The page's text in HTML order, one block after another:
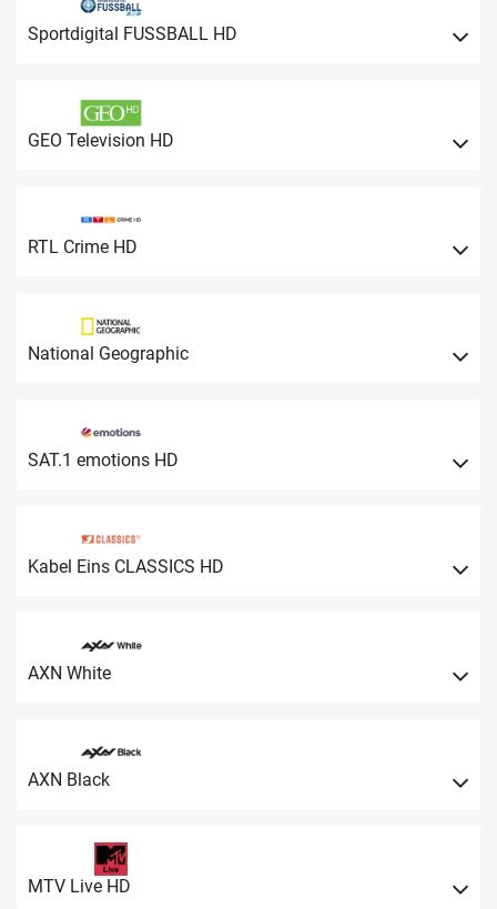
Sportdigital FUSSBALL HD
GEO Television HD
RTL Crime HD
National Geographic
SAT.1 emotions HD
Kabel Eins CLASSICS HD
AXN White
AXN Black
MTV Live HD